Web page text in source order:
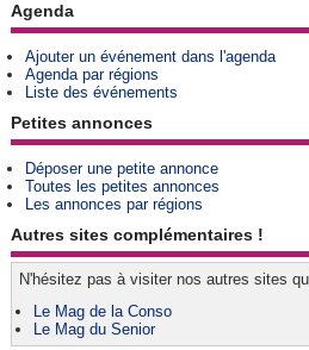
Agenda
Ajouter un événement dans l'agenda
Agenda par régions
Liste des événements
Petites annonces
Déposer une petite annonce
Toutes les petites annonces
Les annonces par régions
Autres sites complémentaires !
N'hésitez pas à visiter nos autres sites
Le Mag de la Conso
Le Mag du Senior